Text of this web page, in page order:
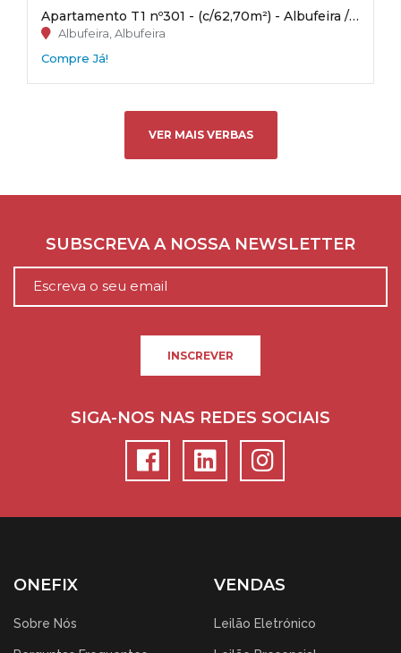
Apartamento T1 nº301 - (c/62,70m²) - Albufeira / Faro
Albufeira, Albufeira
Compre Já!
VER MAIS VERBAS
SUBSCREVA A NOSSA NEWSLETTER
INSCREVER
SIGA-NOS NAS REDES SOCIAIS
ONEFIX
Sobre Nós
VENDAS
Leilão Eletrónico